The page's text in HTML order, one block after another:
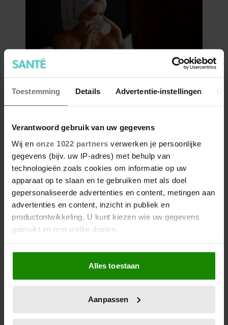
Toestemming Details Advertentie-instellingen
Verantwoord gebruik van uw gegevens
Wij en onze 1022 partners verwerken je persoonlijke
gegevens (bijv. uw IP-adres) met behulp van
technologieën zoals cookies om informatie op uw
apparaat op te slaan en te gebruiken met als doel
gepersonaliseerde advertenties en content, metingen aan
advertenties en content, inzicht in publiek en
productontwikkeling. U kunt kiezen wie uw gegevens
gebruikt en met welke doelen.
Als u het toestaat, willen we ook graag:
Informatie verzamelen over uw geografische
locatie, die tot een paar meter nauwkeurig kan zijn
scannen op specifieke eigenschappen (fingerprinting)
Alles toestaan
Aanpassen